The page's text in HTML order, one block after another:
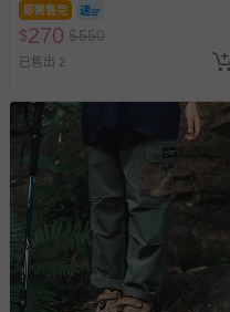
即將售完
$270 $550
已售出 2